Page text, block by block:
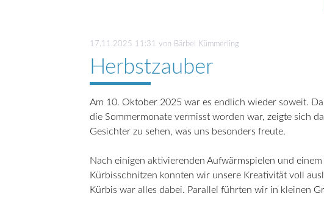
17.11.2025 11:31 von Bärbel Kümmerling
Herbstzauber
Am 10. Oktober 2025 war es endlich wieder soweit.
die Sommermonate vermisst worden war, zeigte sich
Gesichter zu sehen, was uns besonders freute.
Nach einigen aktivierenden Aufwärmspielen und
Kürbisschnitzen konnten wir unsere Kreativität voll
Kürbis war alles dabei. Parallel führten wir in kleinen